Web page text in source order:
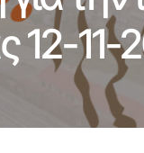
12-11-